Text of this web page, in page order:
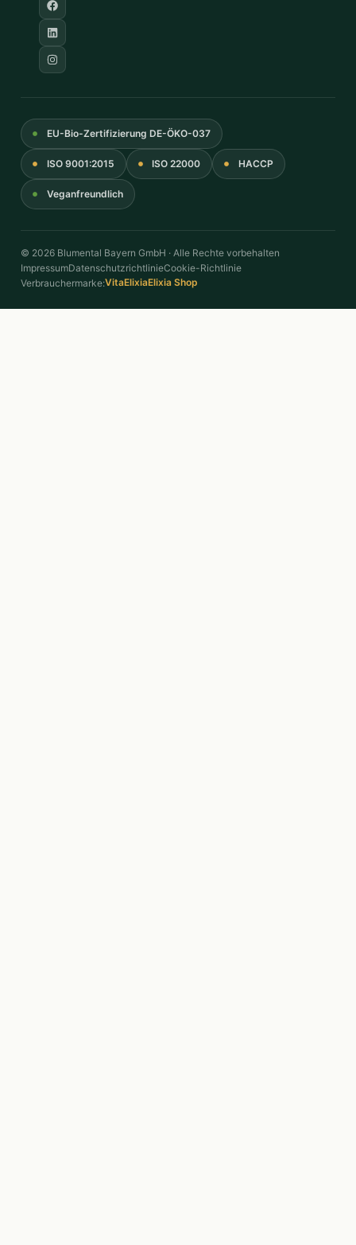
EU-Bio-Zertifizierung DE-ÖKO-037
ISO 9001:2015 ISO 22000 HACCP
Veganfreundlich
© 2026 Blumental Bayern GmbH · Alle Rechte vorbehalten
ImpressumDatenschutzrichtlinieCookie-Richtlinie
Verbrauchermarke:VitaElixiaElixia Shop